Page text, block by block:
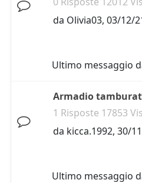
da Olivia03, 03/12/
Ultimo messaggio
Armadio
1 Risposte 17853
da kicca.1992, 30/
Ultimo messaggio